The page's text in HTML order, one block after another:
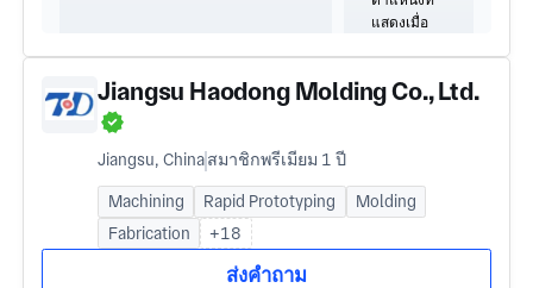
Jiangsu Haodong Molding Co., Ltd.
Jiangsu, Chinaสมาชิกพรีเมียม 1 ปี
Machining Rapid Prototyping
Molding
Fabrication
+18
ส่งคำถาม